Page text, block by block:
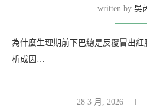
written by 吳
為什麼生理期前下巴總是反覆冒出
析成因…
28 3 月, 2026